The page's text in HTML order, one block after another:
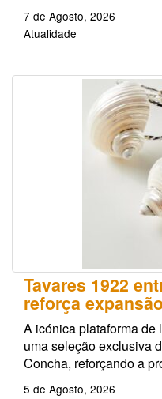
7 de Agosto, 2026
Atualidade
Tavares 1922
reforça
A icónica plataforma
uma seleção exclusiva
Concha, reforçando a
5 de Agosto, 2026